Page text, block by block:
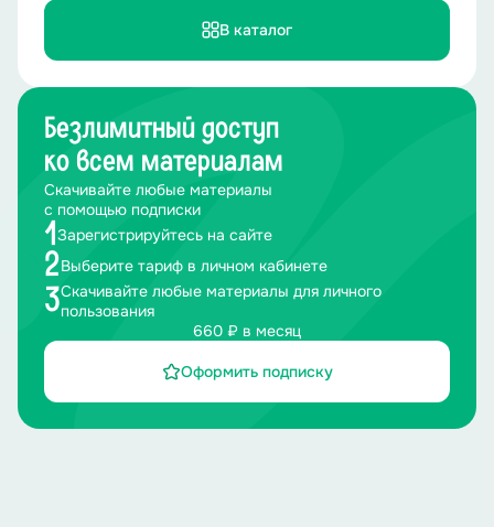
В каталог
Безлимитный доступ
ко всем материалам
Скачивайте любые материалы
с помощью подписки
1 Зарегистрируйтесь на сайте
2Выберите тариф в личном кабинете
3Скачивайте любые материалы для личного
пользования
660 ₽ в месяц
Оформить подписку